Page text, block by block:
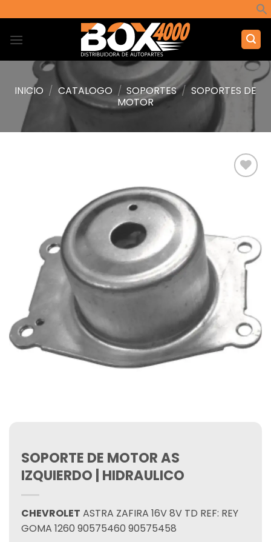
al
contenido
INICIO / CATALOGO / SOPORTES / SOPORTES DE
MOTOR
SOPORTE DE MOTOR AS
IZQUIERDO | HIDRAULICO
CHEVROLET ASTRA ZAFIRA 16V 8V TD REF: REY
GOMA 1260 90575460 90575458